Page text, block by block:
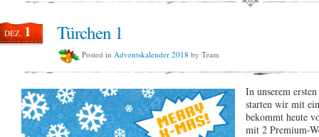
DEZ.1 Türchen 1
Posted in Adventskalender 2018 by Team
In unserem
starten wir mit
bekommt heute
mit 2 Premium-